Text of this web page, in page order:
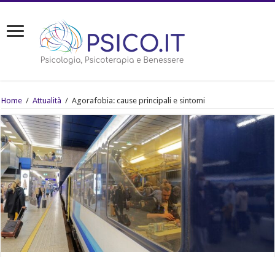
Home / Attualità / Agorafobia: cause principali e sintomi